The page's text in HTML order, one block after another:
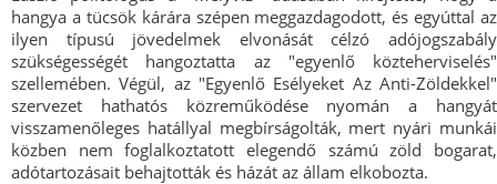
hangya a tücsök kárára szépen meggazdagodott, és egyúttal az
ilyen típusú jövedelmek elvonását célzó adójogszabály
szükségességét hangoztatta az "egyenlő közteherviselés"
szellemében. Végül, az "Egyenlő Esélyeket Az Anti-Zöldekkel"
szervezet hathatós közreműködése nyomán a hangyát
visszamenőleges hatállyal megbírságolták, mert nyári munkái
közben nem foglalkoztatott elegendő számú zöld bogarat,
adótartozásait behajtották és házát az állam elkobozta.